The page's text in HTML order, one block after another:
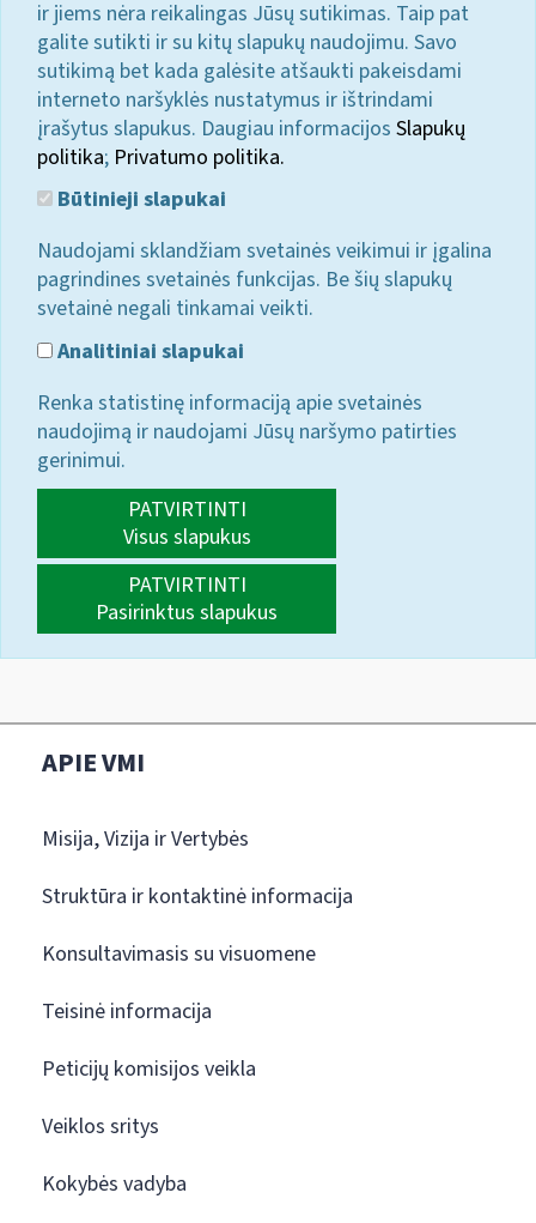
ir jiems nėra reikalingas Jūsų sutikimas. Taip pat
galite sutikti ir su kitų slapukų naudojimu. Savo
sutikimą bet kada galėsite atšaukti pakeisdami
interneto naršyklės nustatymus ir ištrindami
įrašytus slapukus. Daugiau informacijos Slapukų
politika; Privatumo politika.
Būtinieji slapukai
Naudojami sklandžiam svetainės veikimui ir įgalina
pagrindines svetainės funkcijas. Be šių slapukų
svetainė negali tinkamai veikti.
Analitiniai slapukai
Renka statistinę informaciją apie svetainės
naudojimą ir naudojami Jūsų naršymo patirties
gerinimui.
PATVIRTINTI
Visus slapukus
PATVIRTINTI
Pasirinktus slapukus
APIE VMI
Misija, Vizija ir Vertybės
Struktūra ir kontaktinė informacija
Konsultavimasis su visuomene
Teisinė informacija
Peticijų komisijos veikla
Veiklos sritys
Kokybės vadyba